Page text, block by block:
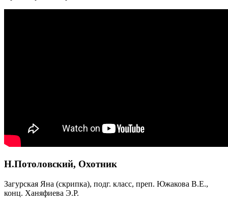
Н.Потоловский, Охотник
Загурская Яна (скрипка), подг. класс, преп. Южакова В.Е.,
конц. Ханяфиева Э.Р.